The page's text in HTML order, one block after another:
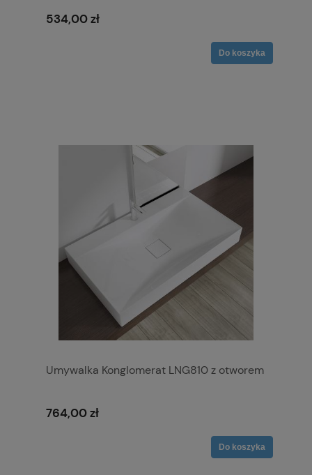
534,00 zł
Do koszyka
Umywalka Konglomerat LNG810 z otworem
764,00 zł
Do koszyka